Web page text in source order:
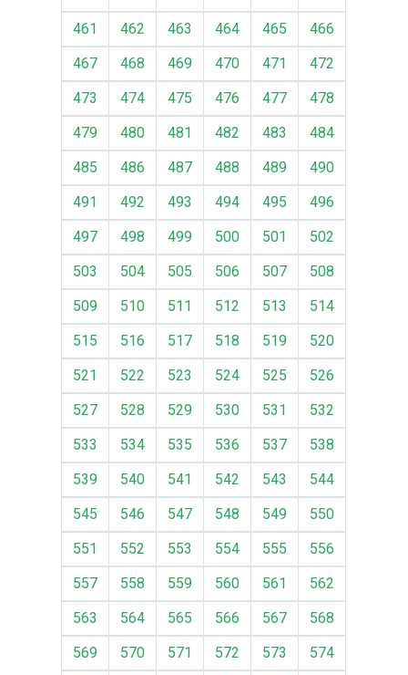
461
462 463 464 465
466
467
468 469 470 471
472
473
474 475 476 477
478
479
480 481 482 483
484
485
486 487 488 489
490
491
492 493 494 495
496
497
498 499 500 501
502
503
504 505 506 507
508
509
510 511 512 513
514
515
516 517 518 519
520
521
522 523 524 525
526
527
528 529 530 531
532
533
534 535 536 537
538
539
540 541 542 543
544
545
546 547 548 549
550
551
552 553 554 555
556
557
558 559 560 561
562
563
564 565 566 567
568
569
570 571 572 573
574